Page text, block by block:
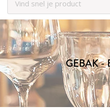
GEBAK -